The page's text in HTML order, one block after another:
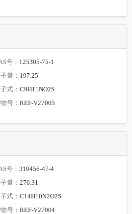
号： 125305-75-1
量： 197.25
式：C9H11NO2S
号：REF-V27005
号：310456-47-4
量：270.31
式：C14H10N2O2S
号：REF-V27004